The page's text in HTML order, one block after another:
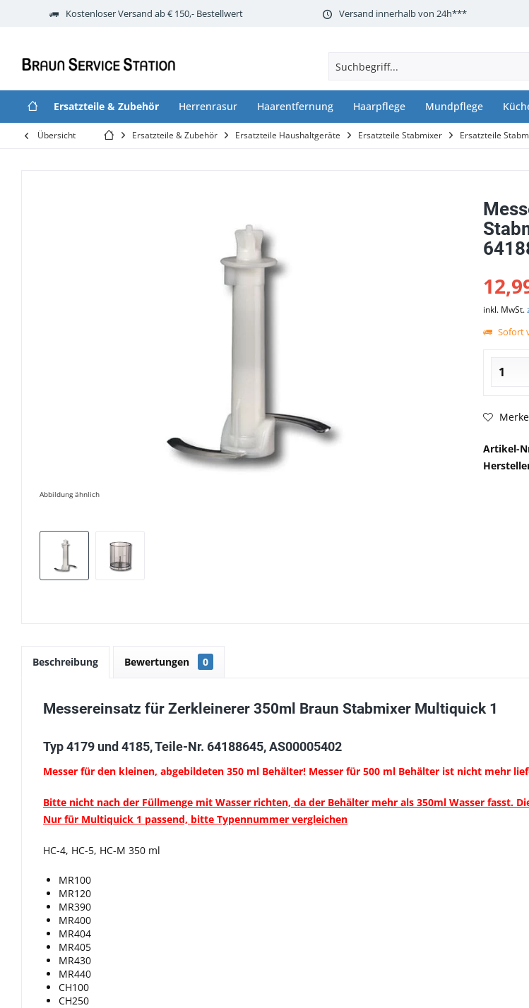
Kostenloser Versand ab € 150,- Bestellwert Versand innerhalb von 24h***
Ersatzteile & Zubehör Herrenrasur Haarentfernung Haarpflege Mundpflege
Übersicht Ersatzteile & Zubehör Ersatzteile Haushaltgeräte Ersatzteile Stabmixer Ersatzteile
Abbildung ähnlich
inkl. MwSt.
Sofort
Artikel-
Beschreibung Bewertungen 0
Messereinsatz für Zerkleinerer 350ml Braun Stabmixer Multiquick 1
Typ 4179 und 4185, Teile-Nr. 64188645, AS00005402
Messer für den kleinen, abgebildeten 350 ml Behälter! Messer für 500 ml Behälter ist nicht mehr
Bitte nicht nach der Füllmenge mit Wasser richten, da der Behälter mehr als 350ml Wasser fasst.
Nur für Multiquick 1 passend, bitte Typennummer vergleichen
HC-4, HC-5, HC-M 350 ml
MR100
MR120
MR390
MR400
MR404
MR405
MR430
MR440
CH100
CH250